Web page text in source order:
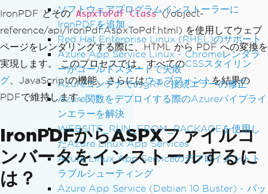
ソフトウェアプログラムインストーラーに
IronPDFを追加
Red Hat Enterprise Linux (RHEL)のサポート
Azure App Service Linux - Chromeレンダラ
ーがコールドスタートで失敗
AzureコンテナでのgRPC接続エラーの修正
Azure関数をデプロイする際のAzureパイプライ
ンエラーを解決
WEBSITE_RUN_FROM_PACKAGEを使用し
たAzure Linux App Services
Azure Linux App Serviceのデプロイメントト
ラブルシューティング
Azure App Service (Debian 10 Buster) - パッ
IronPDF とその AspxToPdf Class (/object-
reference/api/IronPdf.AspxToPdf.html) を使用してウェブ
ページをレンダリングする際に、HTML から PDF への変換を
実現します。 このプロセスでは、すべてのCSSスタイリン
グ、JavaScriptの機能、さらにはウェブフォントを結果の
PDFで維持します。
IronPDFからASPXファイルコ
ンバータをインストールするに
は？